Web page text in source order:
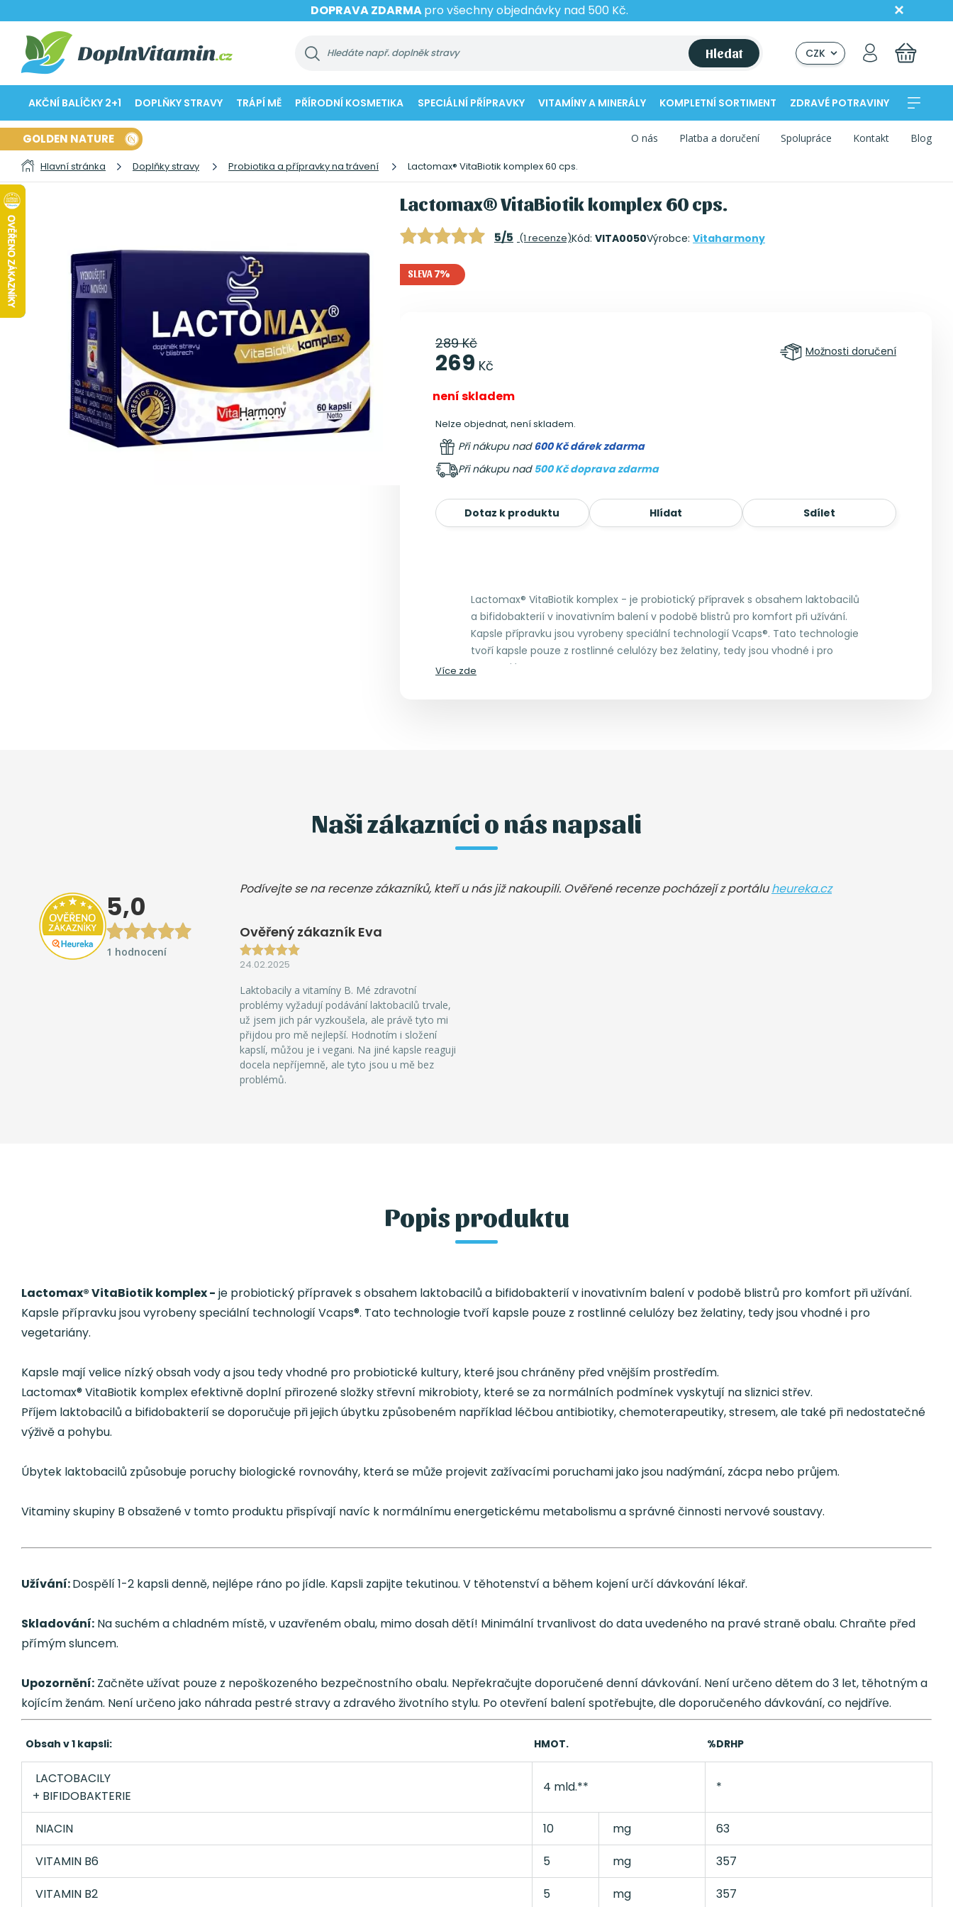
DOPRAVA ZDARMApro všechny objednávky nad 500 Kč.
Hledat CZK
AKČNÍ BALÍČKY 2+1 DOPLŇKY STRAVY TRÁPÍ MĚ PŘÍRODNÍ KOSMETIKA SPECIÁLNÍ PŘÍPRAVKY VITAMÍNY A MINERÁLY KOMPLETNÍ SORTIMENT ZDRAVÉ POTRAVINY
GOLDEN NATURE O nás Platba a doručení Spolupráce Kontakt Blog
Hlavní stránka Doplňky stravy Probiotika a přípravky na trávení Lactomax® VitaBiotik komplex 60 cps.
Lactomax® VitaBiotik komplex 60 cps.
5/5 (1 recenze)Kód: VITA0050Výrobce: Vitaharmony
SLEVA 7%
289 Kč
269 Kč
Možnosti doručení
není skladem
Nelze objednat, není skladem.
Při nákupu nad600 Kč dárek zdarma
Při nákupu nad 500 Kč doprava zdarma
Dotaz k produktu Hlídat Sdílet
Lactomax® VitaBiotik komplex - je probiotický přípravek s obsahem laktobacilů
a bifidobakterií v inovativním balení v podobě blistrů pro komfort při užívání.
Kapsle přípravku jsou vyrobeny speciální technologií Vcaps®. Tato technologie
tvoří kapsle pouze z rostlinné celulózy bez želatiny, tedy jsou vhodné i pro
vegetariány.
Více zde
Naši zákazníci o nás napsali
5,0
1 hodnocení
Podívejte se na recenze zákazníků, kteří u nás již nakoupili. Ověřené recenze pocházejí z portáluheureka.cz
Ověřený zákazník Eva
24.02.2025
Laktobacily a vitamíny B. Mé zdravotní
problémy vyžadují podávání laktobacilů trvale,
už jsem jich pár vyzkoušela, ale právě tyto mi
přijdou pro mě nejlepší. Hodnotím i složení
kapslí, můžou je i vegani. Na jiné kapsle reaguji
docela nepříjemně, ale tyto jsou u mě bez
problémů.
Popis produktu
Lactomax® VitaBiotik komplex - je probiotický přípravek s obsahem laktobacilů a bifidobakterií v inovativním balení v podobě blistrů pro komfort při užívání.
Kapsle přípravku jsou vyrobeny speciální technologií Vcaps®. Tato technologie tvoří kapsle pouze z rostlinné celulózy bez želatiny, tedy jsou vhodné i pro
vegetariány.
Kapsle mají velice nízký obsah vody a jsou tedy vhodné pro probiotické kultury, které jsou chráněny před vnějším prostředím.
Lactomax® VitaBiotik komplex efektivně doplní přirozené složky střevní mikrobioty, které se za normálních podmínek vyskytují na sliznici střev.
Příjem laktobacilů a bifidobakterií se doporučuje při jejich úbytku způsobeném například léčbou antibiotiky, chemoterapeutiky, stresem, ale také při nedostatečné
výživě a pohybu.
Úbytek laktobacilů způsobuje poruchy biologické rovnováhy, která se může projevit zažívacími poruchami jako jsou nadýmání, zácpa nebo průjem.
Vitaminy skupiny B obsažené v tomto produktu přispívají navíc k normálnímu energetickému metabolismu a správné činnosti nervové soustavy.
Užívání:Dospělí 1-2 kapsli denně, nejlépe ráno po jídle. Kapsli zapijte tekutinou. V těhotenství a během kojení určí dávkování lékař.
Skladování: Na suchém a chladném místě, v uzavřeném obalu, mimo dosah dětí! Minimální trvanlivost do data uvedeného na pravé straně obalu. Chraňte před
přímým sluncem.
Upozornění: Začněte užívat pouze z nepoškozeného bezpečnostního obalu. Nepřekračujte doporučené denní dávkování. Není určeno dětem do 3 let, těhotným a
kojícím ženám. Není určeno jako náhrada pestré stravy a zdravého životního stylu. Po otevření balení spotřebujte, dle doporučeného dávkování, co nejdříve.
Obsah v 1 kapsli: HMOT. %DRHP
LACTOBACILY
+ BIFIDOBAKTERIE
4 mld.** *
NIACIN 10 mg
63
VITAMIN B6
5 mg
357
VITAMIN B2
5 mg 357